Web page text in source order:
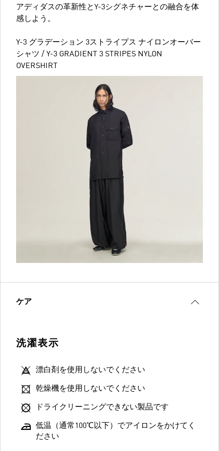
アディダスの革新性とY-3シグネチャーとの融合を体
感しよう。
Y-3 グラデーション 3ストライプス ナイロンオーバー
シャツ / Y-3 GRADIENT 3 STRIPES NYLON
OVERSHIRT
ケア
洗濯表示
漂白剤を使用しないでください
乾燥機を使用しないでください
ドライクリーニングできない製品です
低温（通常100℃以下）でアイロンをかけてく
ださい